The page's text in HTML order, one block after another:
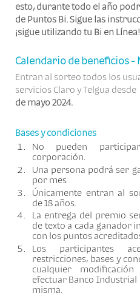
esto, durante todo el año
de Puntos Bi. Sigue las
¡sigue utilizando tu Bi en Línea!
Calendario de beneficios -
Entran al sorteo todos los
servicios Claro y Telgua desde
de mayo 2024.
Bases y condiciones
No pueden
corporación.
Una persona podrá ser
por mes
Únicamente entran al
de 18 años.
La entrega del premio
de texto a cada ganador
con los puntos
Los participantes
restricciones, bases y
cualquier
efectuar Banco Industrial
misma.